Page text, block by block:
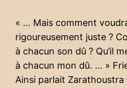
« … Mais comment
rigoureusement juste ?
à chacun son dû ? Qu’il
à chacun mon dû. … »
Ainsi parlait Zarathoustra